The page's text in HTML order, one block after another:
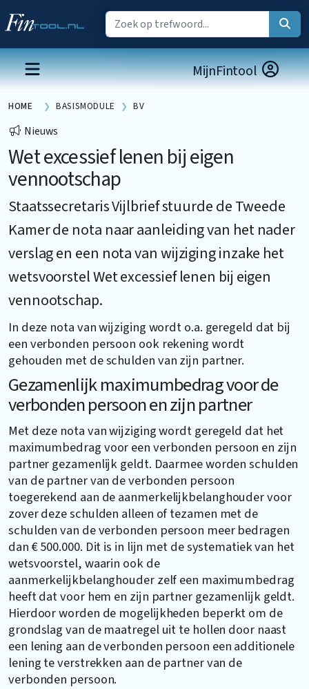
MijnFintool
HOME BASISMODULE BV
Nieuws
Wet excessief lenen bij eigen
vennootschap
Staatssecretaris Vijlbrief stuurde de Tweede
Kamer de nota naar aanleiding van het nader
verslag en een nota van wijziging inzake het
wetsvoorstel Wet excessief lenen bij eigen
vennootschap.
In deze nota van wijziging wordt o.a. geregeld dat bij
een verbonden persoon ook rekening wordt
gehouden met de schulden van zijn partner.
Gezamenlijk maximumbedrag voor de
verbonden persoon en zijn partner
Met deze nota van wijziging wordt geregeld dat het
maximumbedrag voor een verbonden persoon en zijn
partner gezamenlijk geldt. Daarmee worden schulden
van de partner van de verbonden persoon
toegerekend aan de aanmerkelijkbelanghouder voor
zover deze schulden alleen of tezamen met de
schulden van de verbonden persoon meer bedragen
dan € 500.000. Dit is in lijn met de systematiek van het
wetsvoorstel, waarin ook de
aanmerkelijkbelanghouder zelf een maximumbedrag
heeft dat voor hem en zijn partner gezamenlijk geldt.
Hierdoor worden de mogelijkheden beperkt om de
grondslag van de maatregel uit te hollen door naast
een lening aan de verbonden persoon een additionele
lening te verstrekken aan de partner van de
verbonden persoon.